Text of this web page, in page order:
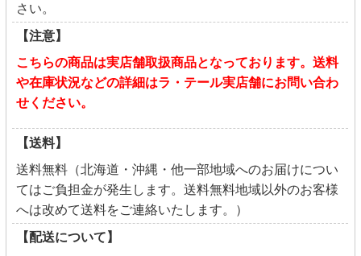
さい。
【注意】
こちらの商品は実店舗取扱商品となっております。送料
や在庫状況などの詳細はラ・テール実店舗にお問い合わ
せください。
【送料】
送料無料（北海道・沖縄・他一部地域へのお届けについ
てはご負担金が発生します。送料無料地域以外のお客様
へは改めて送料をご連絡いたします。）
【配送について】